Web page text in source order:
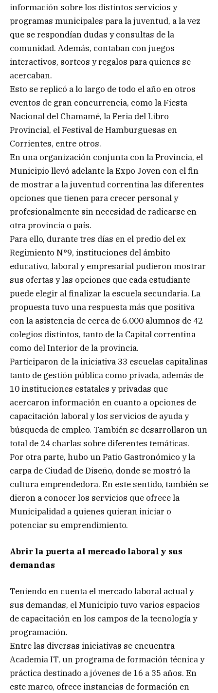
información sobre los distintos servicios y
programas municipales para la juventud, a la vez
que se respondían dudas y consultas de la
comunidad. Además, contaban con juegos
interactivos, sorteos y regalos para quienes se
acercaban.
Esto se replicó a lo largo de todo el año en otros
eventos de gran concurrencia, como la Fiesta
Nacional del Chamamé, la Feria del Libro
Provincial, el Festival de Hamburguesas en
Corrientes, entre otros.
En una organización conjunta con la Provincia, el
Municipio llevó adelante la Expo Joven con el fin
de mostrar a la juventud correntina las diferentes
opciones que tienen para crecer personal y
profesionalmente sin necesidad de radicarse en
otra provincia o país.
Para ello, durante tres días en el predio del ex
Regimiento N°9, instituciones del ámbito
educativo, laboral y empresarial pudieron mostrar
sus ofertas y las opciones que cada estudiante
puede elegir al finalizar la escuela secundaria. La
propuesta tuvo una respuesta más que positiva
con la asistencia de cerca de 6.000 alumnos de 42
colegios distintos, tanto de la Capital correntina
como del Interior de la provincia.
Participaron de la iniciativa 33 escuelas capitalinas
tanto de gestión pública como privada, además de
10 instituciones estatales y privadas que
acercaron información en cuanto a opciones de
capacitación laboral y los servicios de ayuda y
búsqueda de empleo. También se desarrollaron un
total de 24 charlas sobre diferentes temáticas.
Por otra parte, hubo un Patio Gastronómico y la
carpa de Ciudad de Diseño, donde se mostró la
cultura emprendedora. En este sentido, también se
dieron a conocer los servicios que ofrece la
Municipalidad a quienes quieran iniciar o
potenciar su emprendimiento.
Abrir la puerta al mercado laboral y sus
demandas
Teniendo en cuenta el mercado laboral actual y
sus demandas, el Municipio tuvo varios espacios
de capacitación en los campos de la tecnología y
programación.
Entre las diversas iniciativas se encuentra
Academia IT, un programa de formación técnica y
práctica destinado a jóvenes de 16 a 35 años. En
este marco, ofrece instancias de formación en